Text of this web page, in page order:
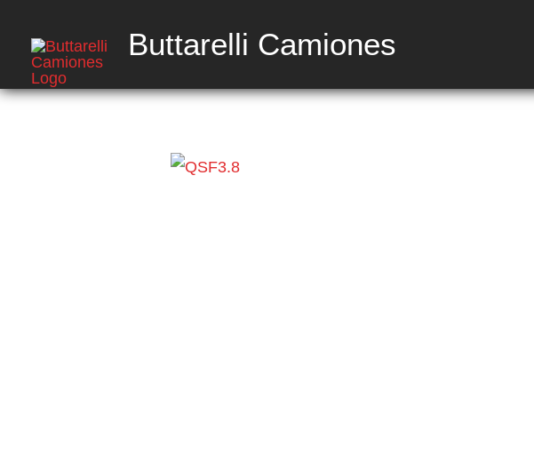
contenido
Buttarelli Camiones